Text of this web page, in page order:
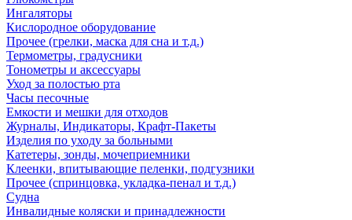
Ингаляторы
Кислородное оборудование
Прочее (грелки, маска для сна и т.д.)
Термометры, градусники
Тонометры и аксессуары
Уход за полостью рта
Часы песочные
Емкости и мешки для отходов
Журналы, Индикаторы, Крафт-Пакеты
Изделия по уходу за больными
Катетеры, зонды, мочеприемники
Клеенки, впитывающие пеленки, подгузники
Прочее (спринцовка, укладка-пенал и т.д.)
Судна
Инвалидные коляски и принадлежности